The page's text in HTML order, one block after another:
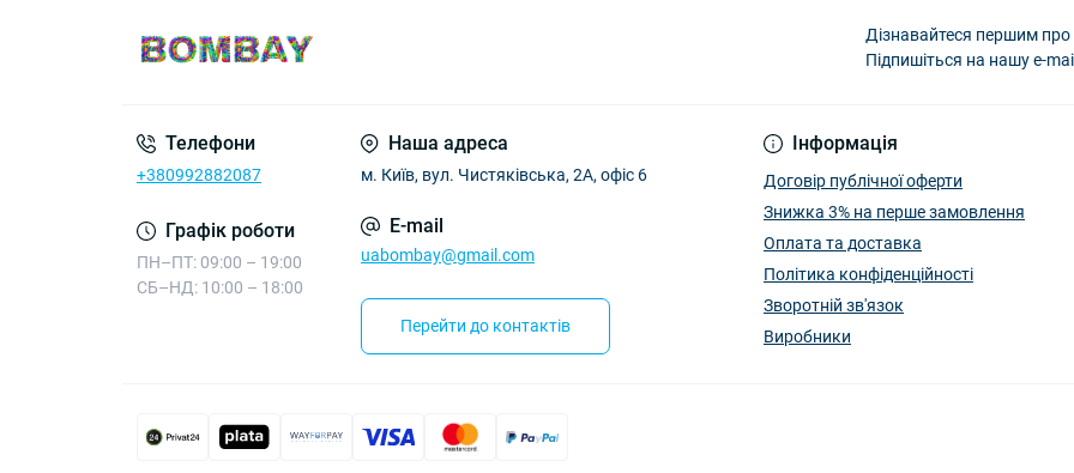
Дізнавайтеся першим про
Підпишіться на нашу e-
Телефони
+380992882087
Графік роботи
ПН–ПТ: 09:00 – 19:00
СБ–НД: 10:00 – 18:00
Наша адреса
м. Київ, вул. Чистяківська, 2А, офіс 6
E-mail
uabombay@gmail.com
Перейти до контактів
Інформація
Договір публічної оферти
Знижка 3% на перше замовлення
Оплата та доставка
Політика конфіденційності
Зворотній зв'язок
Виробники